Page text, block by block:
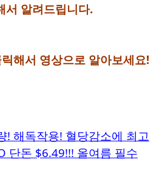
서 알려드립니다.
해서 영상으로 알아보세요!
! 해독작용! 혈당감소에 최고
단돈 $6.49!!! 올여름 필수